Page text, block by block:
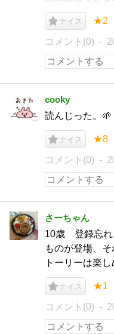
ナイス ★2
コメント(0)
cooky
読んじった。‪🌱‬
ナイス ★8
コメント(0)
さーちゃん
10歳 登録忘れ
ものが登場、
トーリーは楽し
ナイス ★1
コメント(0)